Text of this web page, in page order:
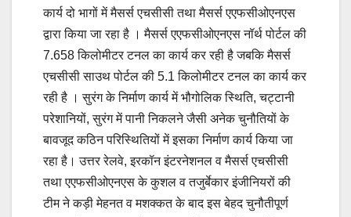
कार्य दो भागों में मैसर्स एचसीसी तथा मैसर्स एएफसीओएनएस
द्वारा किया जा रहा है । मैसर्स एएफसीओएनएस नॉर्थ पोर्टल की
7.658 किलोमीटर टनल का कार्य कर रही है जबकि मैसर्स
एचसीसी साउथ पोर्टल की 5.1 किलोमीटर टनल का कार्य कर
रही है । सुरंग के निर्माण कार्य में भौगोलिक स्थिति, चट्टानी
परेशानियों, सुरंग में पानी निकलने जैसी अनेक चुनौतियों के
बावजूद कठिन परिस्थितियों में इसका निर्माण कार्य किया जा
रहा है। उत्तर रेलवे, इरकॉन इंटरनेशनल व मैसर्स एचसीसी
तथा एएफसीओएनएस के कुशल व तजुर्बेकार इंजीनियरों की
टीम ने कड़ी मेहनत व मशक्कत के बाद इस बेहद चुनौतीपूर्ण